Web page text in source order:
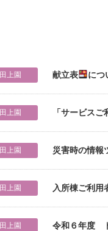
田上園 献立表 につ
田上園 「サービス
田上園 災害時の情報
田上園 入所棟ご利
田上園 令和６年度